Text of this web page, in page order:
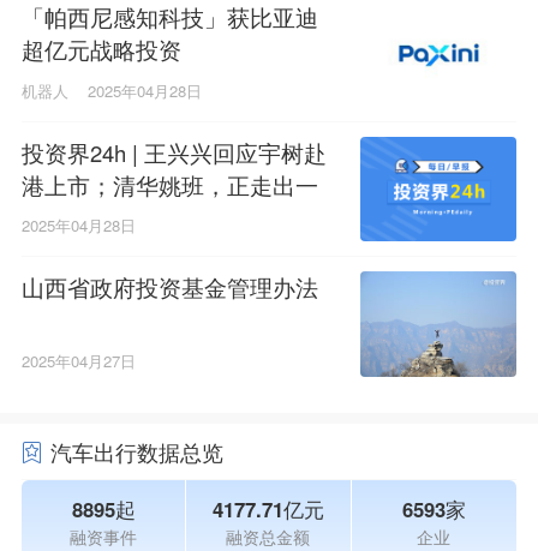
「帕西尼感知科技」获比亚迪
超亿元战略投资
机器人 2025年04月28日
投资界24h | 王兴兴回应宇树赴
港上市；清华姚班，正走出一
支军团；广州天使母基金拟出
2025年04月28日
山西省政府投资基金管理办法
2025年04月27日
汽车出行数据总览
8895起
融资事件
4177.71亿元
融资总金额
6593家
企业